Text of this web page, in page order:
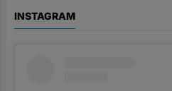
INSTAGRAM